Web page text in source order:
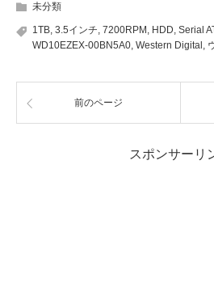
未分類
1TB, 3.5インチ, 7200RPM , HDD, Serial
WD10EZEX-00BN5A0, Western Digital ,
前のページ
スポンサーリ